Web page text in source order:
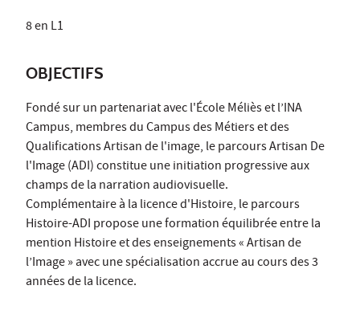
8 en L1
OBJECTIFS
Fondé sur un partenariat avec l'École Méliès et l’INA
Campus, membres du Campus des Métiers et des
Qualifications Artisan de l'image, le parcours Artisan De
l'Image (ADI) constitue une initiation progressive aux
champs de la narration audiovisuelle.
Complémentaire à la licence d'Histoire, le parcours
Histoire-ADI propose une formation équilibrée entre la
mention Histoire et des enseignements « Artisan de
l’Image » avec une spécialisation accrue au cours des 3
années de la licence.